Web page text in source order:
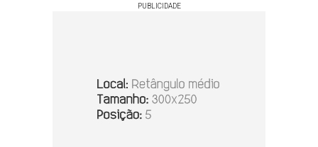
PUBLICIDADE